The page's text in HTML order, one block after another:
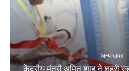
अन्य खबर